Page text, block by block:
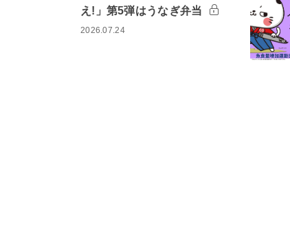
え!」第5弾はうなぎ弁当
2026.07.24